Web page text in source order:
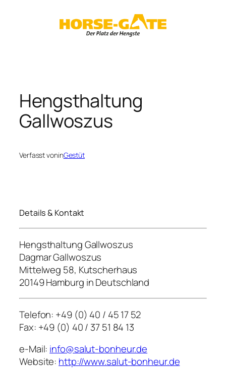
Hengsthaltung
Gallwoszus
Verfasst voninGestüt
Details & Kontakt
Hengsthaltung Gallwoszus
Dagmar Gallwoszus
Mittelweg 58, Kutscherhaus
20149 Hamburg in Deutschland
Telefon: +49 (0) 40 / 45 17 52
Fax: +49 (0) 40 / 37 51 84 13
e-Mail: info@salut-bonheur.de
Website: http://www.salut-bonheur.de